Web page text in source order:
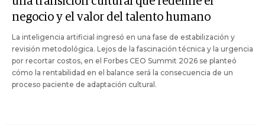
negocio y el valor del talento humano
La inteligencia artificial ingresó en una fase de estabilización y
revisión metodológica. Lejos de la fascinación técnica y la urgencia
por recortar costos, en el Forbes CEO Summit 2026 se planteó
cómo la rentabilidad en el balance será la consecuencia de un
proceso paciente de adaptación cultural.